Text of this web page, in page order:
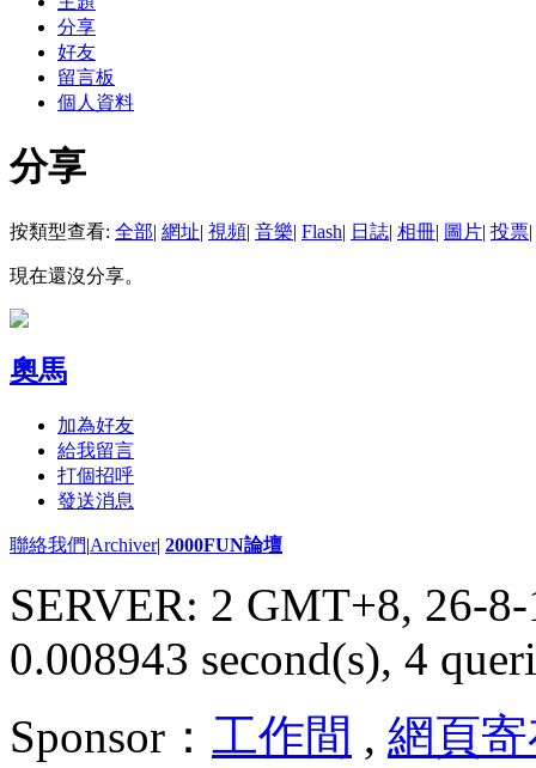
分享
好友
留言板
個人資料
分享
按類型查看: 全部| 網址| 視頻| 音樂| Flash| 日誌| 相冊| 圖片| 投票|
現在還沒分享。
奧馬
加為好友
給我留言
打個招呼
發送消息
聯絡我們|Archiver| 2000FUN論壇
SERVER: 2 GMT+8, 26-
0.008943 second(s), 4
Sponsor： 工作間 , 網頁